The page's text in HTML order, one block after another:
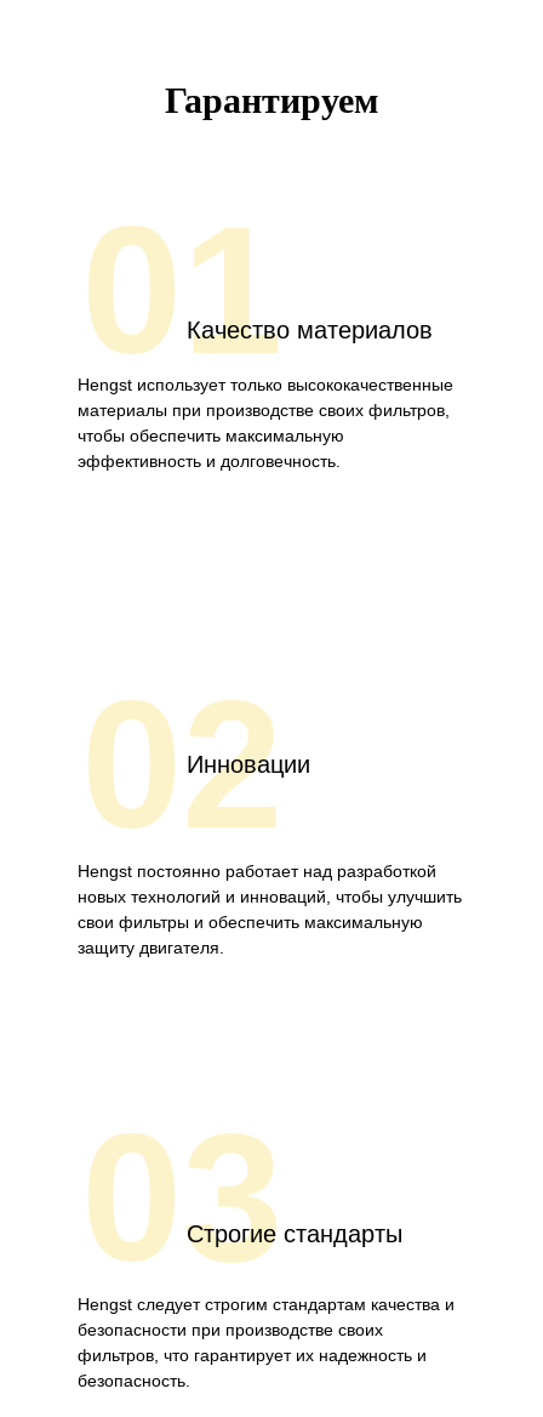
Гарантируем
01Качество материалов
Hengst использует только высококачественные
материалы при производстве своих фильтров,
чтобы обеспечить максимальную
эффективность и долговечность.
02
Инновации
Hengst постоянно работает над разработкой
новых технологий и инноваций, чтобы улучшить
свои фильтры и обеспечить максимальную
защиту двигателя.
03Строгие стандарты
Hengst следует строгим стандартам качества и
безопасности при производстве своих
фильтров, что гарантирует их надежность и
безопасность.